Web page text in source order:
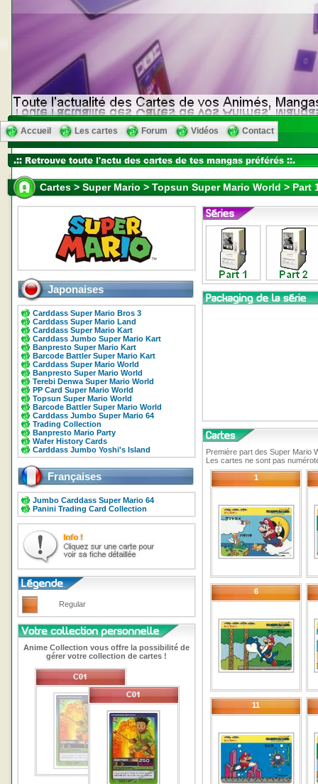
Accueil Les cartes Forum Vidéos Contact
Cartes > Super Mario > Topsun Super Mario World > Part
Japonaises
Carddass Super Mario Bros 3
Carddass Super Mario Land
Carddass Super Mario Kart
Carddass Jumbo Super Mario Kart
Banpresto Super Mario Kart
Barcode Battler Super Mario Kart
Carddass Super Mario World
Banpresto Super Mario World
Terebi Denwa Super Mario World
PP Card Super Mario World
Topsun Super Mario World
Barcode Battler Super Mario World
Carddass Jumbo Super Mario 64
Trading Collection
Banpresto Mario Party
Wafer History Cards
Carddass Jumbo Yoshi's Island
Françaises
Jumbo Carddass Super Mario 64
Panini Trading Card Collection
Regular
Anime Collection vous offre la possibilité de
gérer votre collection de cartes !
Première part des Super Mario
Les cartes ne sont pas
1
6
11